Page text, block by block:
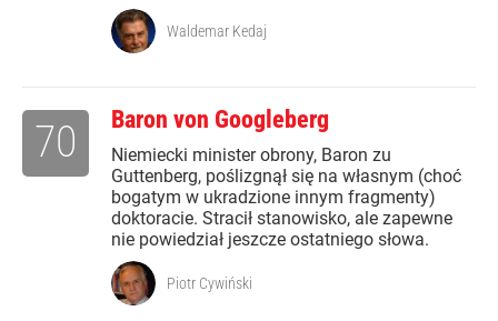
Waldemar Kedaj
Baron von Googleberg
Niemiecki minister obrony, Baron zu
Guttenberg, poślizgnął się na własnym (choć
bogatym w ukradzione innym fragmenty)
doktoracie. Stracił stanowisko, ale zapewne
nie powiedział jeszcze ostatniego słowa.
70
Piotr Cywiński